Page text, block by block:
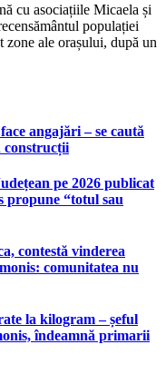
cu asociațiile Micaela și
populației
zone ale orașului, după un
angajări – se caută
construcții
pe 2026 publicat
propune “totul sau
contestă vinderea
comunitatea nu
la kilogram – șeful
îndeamnă primarii